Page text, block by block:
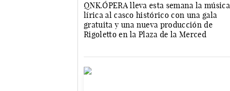
QNK.ÓPERA lleva esta semana la música
lírica al casco histórico con una gala
gratuita y una nueva producción de
Rigoletto en la Plaza de la Merced